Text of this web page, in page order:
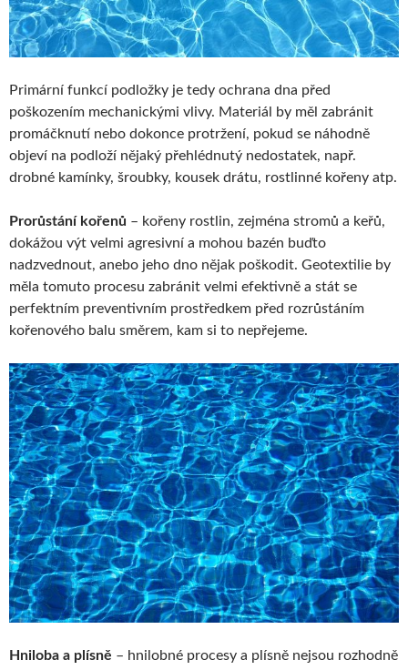
Primární funkcí podložky je tedy ochrana dna před
poškozením mechanickými vlivy. Materiál by měl zabránit
promáčknutí nebo dokonce protržení, pokud se náhodně
objeví na podloží nějaký přehlédnutý nedostatek, např.
drobné kamínky, šroubky, kousek drátu, rostlinné kořeny atp.
Prorůstání kořenů – kořeny rostlin, zejména stromů a keřů,
dokážou výt velmi agresivní a mohou bazén buďto
nadzvednout, anebo jeho dno nějak poškodit. Geotextilie by
měla tomuto procesu zabránit velmi efektivně a stát se
perfektním preventivním prostředkem před rozrůstáním
kořenového balu směrem, kam si to nepřejeme.
Hniloba a plísně – hnilobné procesy a plísně nejsou rozhodně